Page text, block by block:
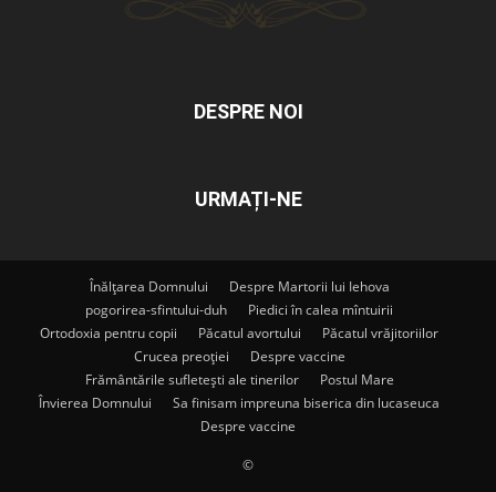
DESPRE NOI
URMAȚI-NE
Înălțarea Domnului
Despre Martorii lui Iehova
pogorirea-sfintului-duh
Piedici în calea mîntuirii
Ortodoxia pentru copii
Păcatul avortului
Păcatul vrăjitoriilor
Crucea preoției
Despre vaccine
Frământările sufletești ale tinerilor
Postul Mare
Învierea Domnului
Sa finisam impreuna biserica din lucaseuca
Despre vaccine
©